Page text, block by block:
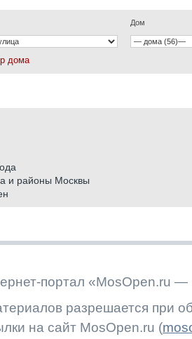
Дом
дома
и районы Москвы
портал «MosOpen.ru —
разрешается при
на сайт MosOpen.ru (